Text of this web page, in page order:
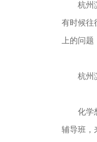
杭州滨
有时候往
上的问
杭州滨
化学想
辅导班，